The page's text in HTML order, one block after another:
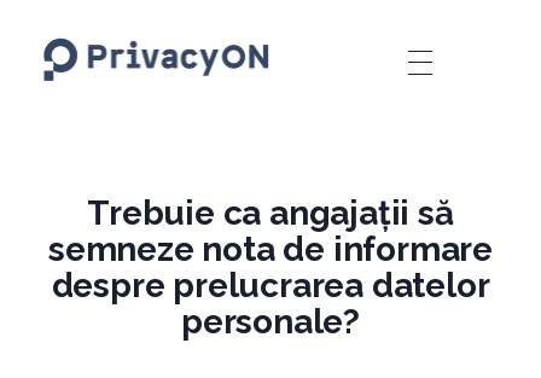
Trebuie ca angajații să
semneze nota de informare
despre prelucrarea datelor
personale?